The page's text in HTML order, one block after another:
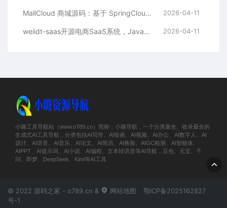
MallCloud 商城源码：基于 SpringCloud Alibaba 的高并发电商系统深度解析 2026-04-11
weiidt-saas开源电商SaaS系统，Java社区版，支持多租户与插件化扩展 2026-04-11
小璐工具导航站（www.o789.cn）简称：小璐导航，一个分类最全、收录最全的
生成式AI工具导航，分类包括AI写作、AI绘画、AI视频、AI办公、AI数字人、AI
设计、AI语音、AI音乐、AI论文、AI简历、AI换脸、AIGC检测、AI智能体、
AIPPT、AI提示词、AI小说、AI编程、文本转语音等AI导航，豆包、元宝、千
问、即梦、DeepSeek、Kimi等AI工具
© 2022 源码之家 - o789.cn & 网站地图
鄂ICP备2025162827
号-1